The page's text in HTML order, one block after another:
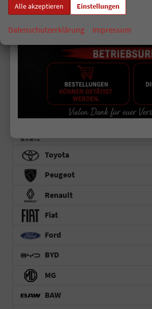
Kia
K4
K4 Kombi
Toyota
Peugeot
Renault
Fiat
Ford
BYD
MG
BAW
Alle akzeptieren Einstellungen
Datenschutzerklärung Impressum